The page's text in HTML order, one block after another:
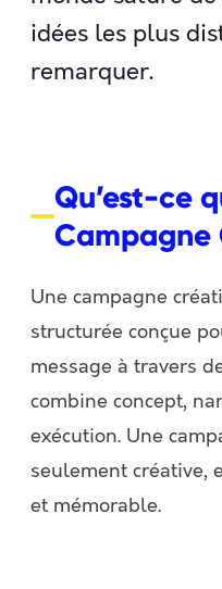
idées les plus
remarquer.
Qu’est-ce
Campagne
Une campagne
structurée conçue
message à travers
combine concept,
exécution. Une
seulement créative,
et mémorable.